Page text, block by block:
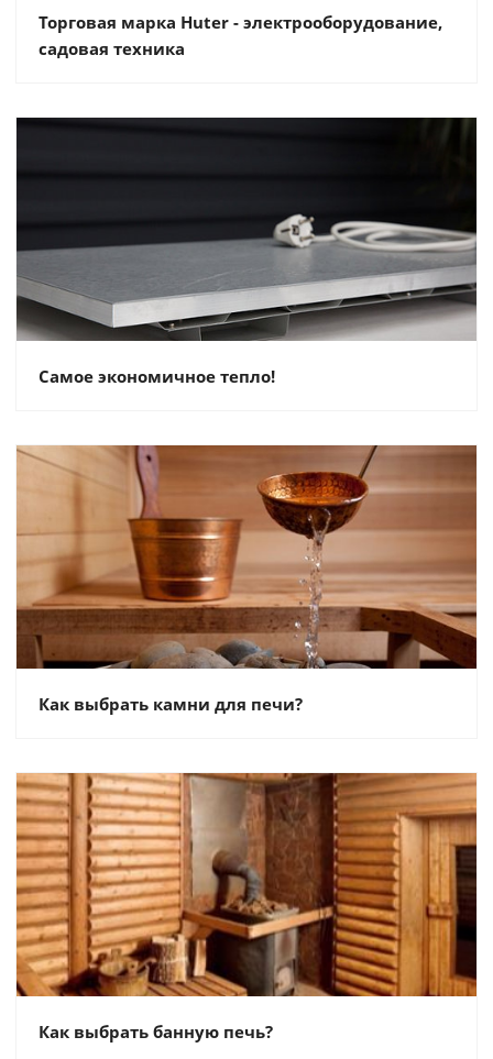
Торговая марка Huter - электрооборудование,
садовая техника
Самое экономичное тепло!
Как выбрать камни для печи?
Как выбрать банную печь?